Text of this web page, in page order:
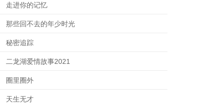
走进你的记忆
那些回不去的年少时光
秘密追踪
二龙湖爱情故事2021
圈里圈外
天生无才